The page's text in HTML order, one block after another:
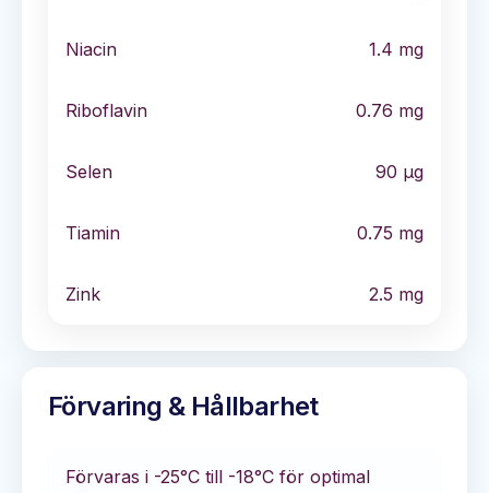
Niacin 1.4 mg
Riboflavin 0.76 mg
Selen 90 µg
Tiamin 0.75 mg
Zink 2.5 mg
Förvaring & Hållbarhet
Förvaras i -25°C till -18°C för optimal